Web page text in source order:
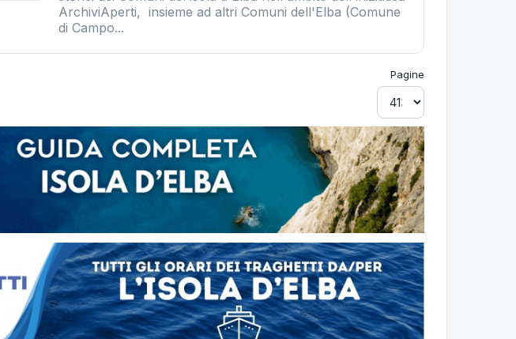
ArchiviAperti, insieme ad altri Comuni dell'Elba (Comune
di Campo...
Pagine